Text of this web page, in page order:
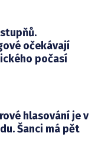
očekávají
počasí
hlasování je v
Šanci má pět